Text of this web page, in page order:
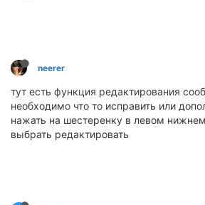
neerer
тут есть функция редактирования
необходимо что то исправить или
нажать на шестеренку в левом
выбрать редактировать